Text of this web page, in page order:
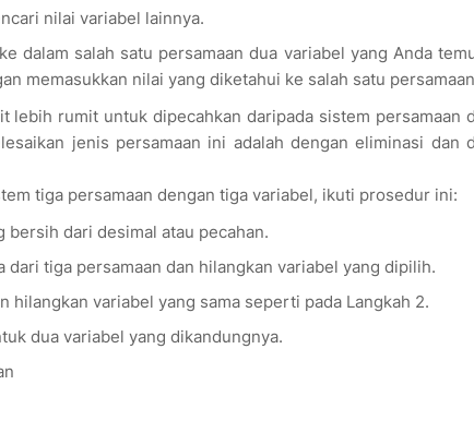
nilai variabel lainnya.
dalam salah satu persamaan dua variabel yang Anda
memasukkan nilai yang diketahui ke salah satu
lebih rumit untuk dipecahkan daripada sistem persamaan
jenis persamaan ini adalah dengan eliminasi dan
tiga persamaan dengan tiga variabel, ikuti prosedur ini:
bersih dari desimal atau pecahan.
tiga persamaan dan hilangkan variabel yang dipilih.
hilangkan variabel yang sama seperti pada Langkah 2.
dua variabel yang dikandungnya.